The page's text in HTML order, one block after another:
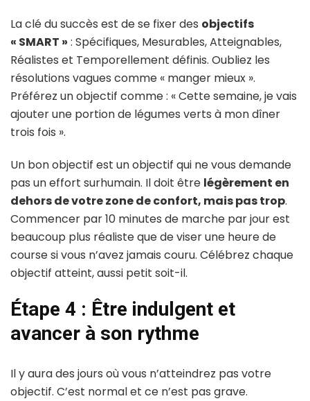
La clé du succès est de se fixer des objectifs
« SMART » : Spécifiques, Mesurables, Atteignables,
Réalistes et Temporellement définis. Oubliez les
résolutions vagues comme « manger mieux ».
Préférez un objectif comme : « Cette semaine, je vais
ajouter une portion de légumes verts à mon dîner
trois fois ».
Un bon objectif est un objectif qui ne vous demande
pas un effort surhumain. Il doit être légèrement en
dehors de votre zone de confort, mais pas trop.
Commencer par 10 minutes de marche par jour est
beaucoup plus réaliste que de viser une heure de
course si vous n’avez jamais couru. Célébrez chaque
objectif atteint, aussi petit soit-il.
Étape 4 : Être indulgent et
avancer à son rythme
Il y aura des jours où vous n’atteindrez pas votre
objectif. C’est normal et ce n’est pas grave.